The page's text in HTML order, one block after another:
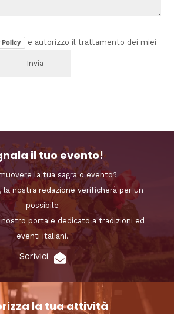
Policy
e autorizzo il trattamento dei miei
il tuo evento!
la tua sagra o evento?
la nostra redazione verificherà per un
possibile
portale dedicato a tradizioni ed
eventi italiani.
Scrivici
la tua attività